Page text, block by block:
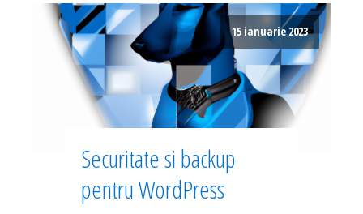
15 ianuarie 2023
Securitate si backup
pentru WordPress